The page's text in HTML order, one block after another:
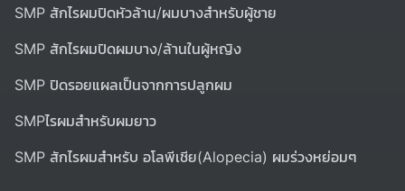
SMP สักไรผมปิดหัวล้าน/ผมบางสำหรับผู้ชาย
SMP สักไรผมปิดผมบาง/ล้านในผู้หญิง
SMP ปิดรอยแผลเป็นจากการปลูกผม
SMPไรผมสำหรับผมยาว
SMP สักไรผมสำหรับ อโลพีเชีย(Alopecia) ผมร่วงหย่อมๆ